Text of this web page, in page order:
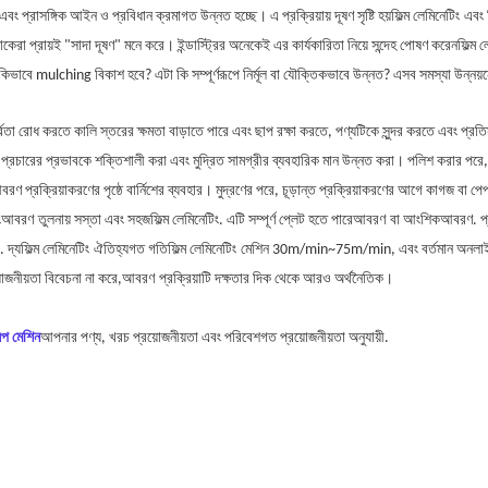
প্রাসঙ্গিক আইন ও প্রবিধান ক্রমাগত উন্নত হচ্ছে। এ প্রক্রিয়ায় দূষণ সৃষ্টি হয়ফিল্ম লেমিনেটিং এবং
প্রায়ই "সাদা দূষণ" মনে করে। ইন্ডাস্ট্রির অনেকেই এর কার্যকারিতা নিয়ে সন্দেহ পোষণ করেনফিল্ম
mulching বিকাশ হবে? এটা কি সম্পূর্ণরূপে নির্মূল বা যৌক্তিকভাবে উন্নত? এসব সমস্যা উন্নয়নে
রোধ করতে কালি স্তরের ক্ষমতা বাড়াতে পারে এবং ছাপ রক্ষা করতে, পণ্যটিকে সুন্দর করতে এবং
প্রভাবকে শক্তিশালী করা এবং মুদ্রিত সামগ্রীর ব্যবহারিক মান উন্নত করা। পলিশ করার
পৃষ্ঠে বার্নিশের ব্যবহার। মুদ্রণের পরে, চূড়ান্ত প্রক্রিয়াকরণের আগে কাগজ বা
আবরণ তুলনায় সস্তা এবং সহজফিল্ম লেমিনেটিং. এটি সম্পূর্ণ প্লেট হতে পারেআবরণ বা আংশিকআবরণ.
দ্যফিল্ম লেমিনেটিং ঐতিহ্যগত গতিফিল্ম লেমিনেটিং মেশিন 30m/min~75m/min, এবং বর্তমান
বিবেচনা না করে,আবরণ প্রক্রিয়াটি দক্ষতার দিক থেকে আরও অর্থনৈতিক।
মেশিনআপনার পণ্য, খরচ প্রয়োজনীয়তা এবং পরিবেশগত প্রয়োজনীয়তা অনুযায়ী.